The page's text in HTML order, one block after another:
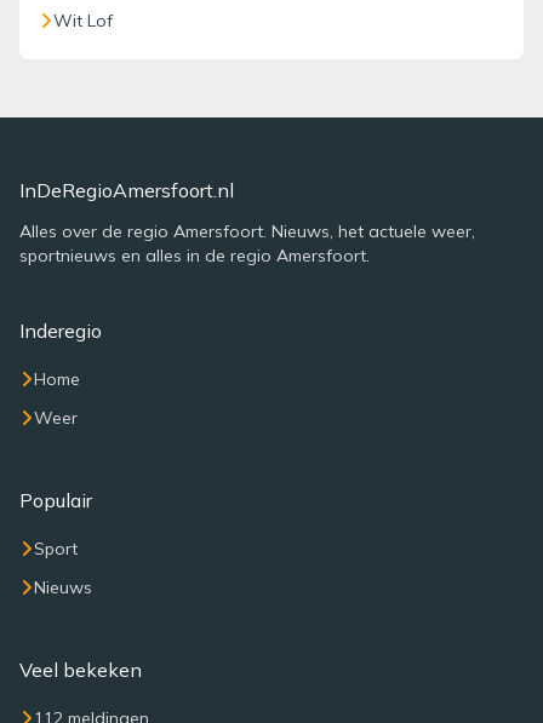
Wit Lof
InDeRegioAmersfoort.nl
Alles over de regio Amersfoort. Nieuws, het actuele weer,
sportnieuws en alles in de regio Amersfoort.
Inderegio
Home
Weer
Populair
Sport
Nieuws
Veel bekeken
112 meldingen